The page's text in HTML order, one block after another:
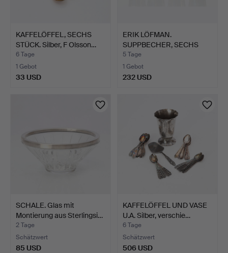
KAFFELÖFFEL, SECHS
STÜCK. Silber, F Olsson…
6 Tage
1 Gebot
33 USD
ERIK LÖFMAN.
SUPPBECHER, SECHS
STÜCK. Silb…
5 Tage
1 Gebot
232 USD
SCHALE. Glas mit
Montierung aus Sterlingsi…
2 Tage
Schätzwert
85 USD
KAFFELÖFFEL UND VASE
U.A. Silber, verschie…
6 Tage
Schätzwert
506 USD